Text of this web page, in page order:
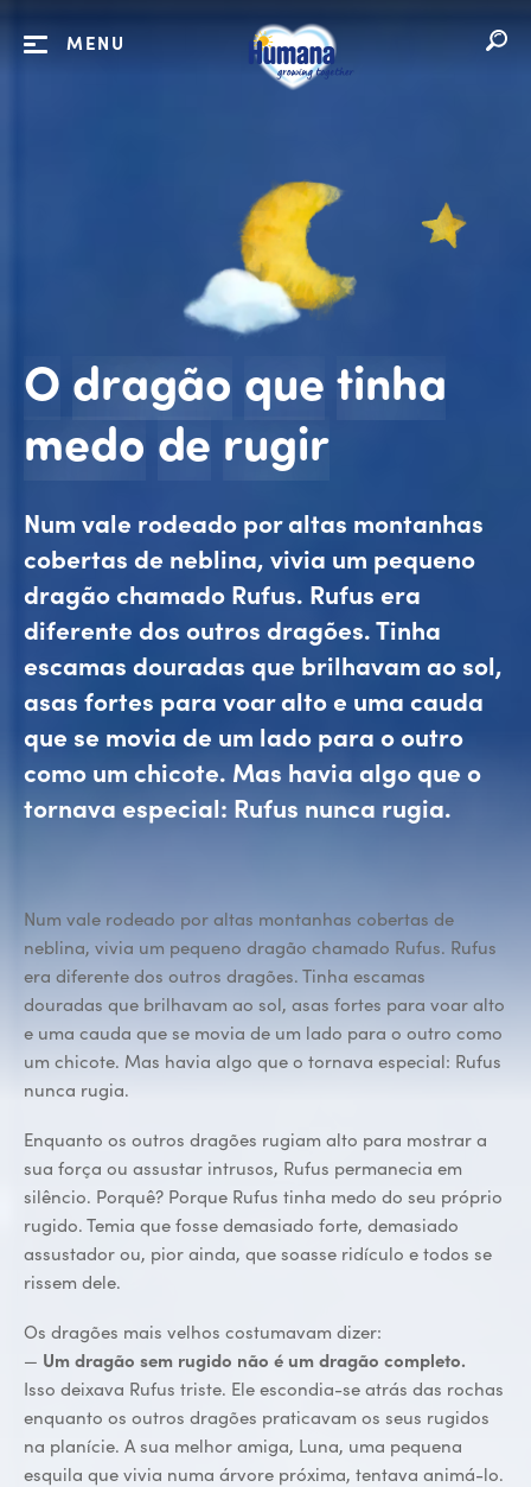
MENU
O dragão que tinha
medo de rugirO
Num vale rodeado por altas montanhas
cobertas de neblina, vivia um pequeno
dragão chamado Rufus. Rufus era
diferente dos outros dragões. Tinha
escamas douradas que brilhavam ao sol,
asas fortes para voar alto e uma cauda
que se movia de um lado para o outro
como um chicote. Mas havia algo que o
tornava especial: Rufus nunca rugia.
Num vale rodeado por altas montanhas cobertas de
neblina, vivia um pequeno dragão chamado Rufus. Rufus
era diferente dos outros dragões. Tinha escamas
douradas que brilhavam ao sol, asas fortes para voar alto
e uma cauda que se movia de um lado para o outro como
um chicote. Mas havia algo que o tornava especial: Rufus
nunca rugia.
Enquanto os outros dragões rugiam alto para mostrar a
sua força ou assustar intrusos, Rufus permanecia em
silêncio. Porquê? Porque Rufus tinha medo do seu próprio
rugido. Temia que fosse demasiado forte, demasiado
assustador ou, pior ainda, que soasse ridículo e todos se
rissem dele.
Os dragões mais velhos costumavam dizer:
— Um dragão sem rugido não é um dragão completo.
Isso deixava Rufus triste. Ele escondia-se atrás das rochas
enquanto os outros dragões praticavam os seus rugidos
na planície. A sua melhor amiga, Luna, uma pequena
esquila que vivia numa árvore próxima, tentava animá-lo.